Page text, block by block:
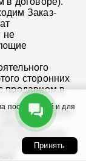
Заказ-
не
сторонних
продавцом в
даты передачи
готовности
от того, какой
посетителей и для
Принять